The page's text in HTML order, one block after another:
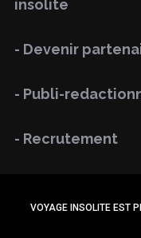
o
:
insolite
- Devenir
- Publi-
- Recrutement
VOYAGE INSOLITE EST